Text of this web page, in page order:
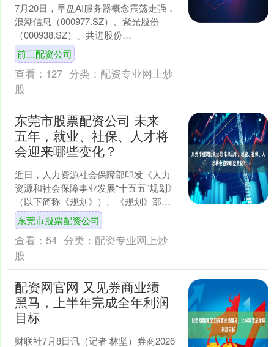
7月20日，早盘AI服务器概念震荡走强，
浪潮信息（000977.SZ）、紫光股份
（000938.SZ）、共进股份
（603118.SH）涨停，中科曙光
（60301....
前三配资公司
查看： 127 分类： 配资专业网上炒
股
东莞市股票配资公司 未来
五年，就业、社保、人才将
会迎来哪些变化？
近日，人力资源社会保障部印发《人力
资源和社会保障事业发展“十五五”规划》
（以下简称《规划》）。《规划》部署
了“十五五”时期人社事业发展八个方面的
重点任务，包括促....
东莞市股票配资公司
查看： 54 分类： 配资专业网上炒
股
配资网官网 又见券商业绩
黑马，上半年完成全年利润
目标
财联社7月8日讯（记者 林坚）券商2026